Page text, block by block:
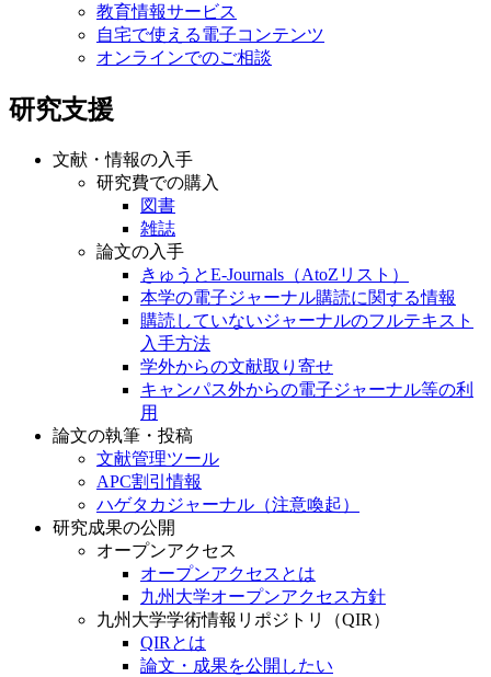
教育情報サービス
自宅で使える電子コンテンツ
オンラインでのご相談
研究支援
文献・情報の入手
研究費での購入
図書
雑誌
論文の入手
きゅうとE-Journals（AtoZリスト）
本学の電子ジャーナル購読に関する情報
購読していないジャーナルのフルテキスト
入手方法
学外からの文献取り寄せ
キャンパス外からの電子ジャーナル等の利
用
論文の執筆・投稿
文献管理ツール
APC割引情報
ハゲタカジャーナル（注意喚起）
研究成果の公開
オープンアクセス
オープンアクセスとは
九州大学オープンアクセス方針
九州大学学術情報リポジトリ（QIR）
QIRとは
論文・成果を公開したい